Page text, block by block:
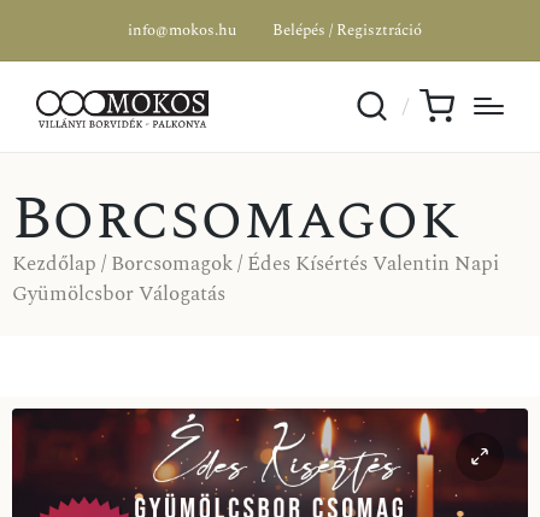
info@mokos.hu Belépés / Regisztráció
Borcsomagok
Kezdőlap/Borcsomagok/ Édes Kísértés Valentin Napi
Gyümölcsbor Válogatás